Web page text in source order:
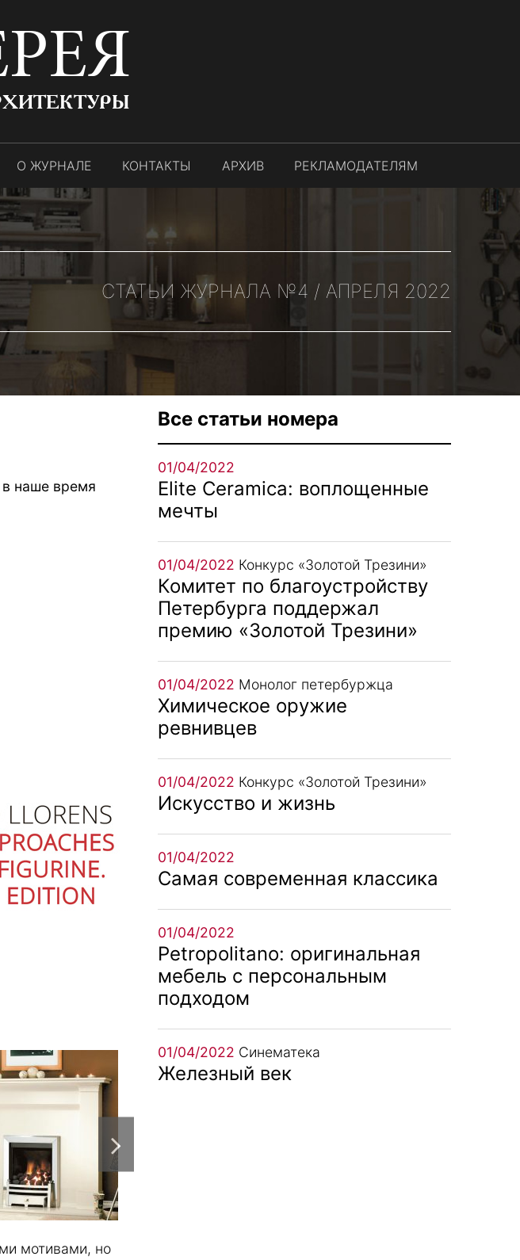
О ЖУРНАЛЕ КОНТАКТЫ АРХИВ РЕКЛАМОДАТЕЛЯМ
СТАТЬИ ЖУРНАЛА №4 / АПРЕЛЯ 2022
в наше время
мотивами, но
Все статьи номера
01/04/2022
Elite Ceramica: воплощенные
мечты
01/04/2022 Конкурс «Золотой Трезини»
Комитет по благоустройству
Петербурга поддержал
премию «Золотой Трезини»
01/04/2022 Монолог петербуржца
Химическое оружие
ревнивцев
01/04/2022 Конкурс «Золотой Трезини»
Искусство и жизнь
01/04/2022
Самая современная классика
01/04/2022
Petropolitano: оригинальная
мебель с персональным
подходом
01/04/2022 Синематека
Железный век